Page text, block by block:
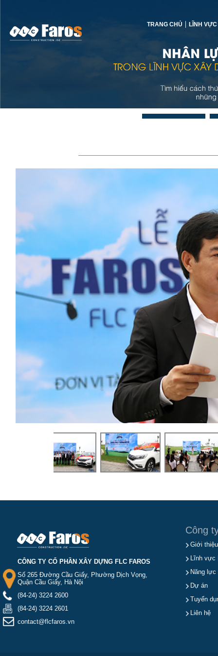
TRANG CHỦ LĨNH
CÔNG TY CỔ PHẦN XÂY DỰNG FLC FAROS
Số 265 Đường Cầu Giấy, Phường Dịch Vọng,
Quận Cầu Giấy, Hà Nội
(84-24) 3224 2600
(84-24) 3224 2601
contact@flcfaros.vn
Công
Giới thiệu
Lĩnh vực
Năng lực
Dự án
Tuyển
Liên hệ